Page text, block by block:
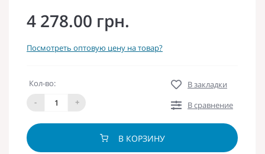
4 278.00 грн.
Посмотреть оптовую цену на товар?
Кол-во:
-
+
В закладки
В сравнение
В КОРЗИНУ